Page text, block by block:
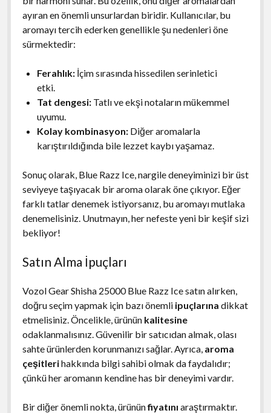
ayıran en önemli unsurlardan biridir. Kullanıcılar, bu
aromayı tercih ederken genellikle şu nedenleri öne
sürmektedir:
Ferahlık:İçim sırasında hissedilen serinletici
etki.
Tat dengesi:Tatlı ve ekşi notaların mükemmel
uyumu.
Kolay kombinasyon:Diğer aromalarla
karıştırıldığında bile lezzet kaybı yaşamaz.
Sonuç olarak, Blue Razz Ice, nargile deneyiminizi bir üst
seviyeye taşıyacak bir aroma olarak öne çıkıyor. Eğer
farklı tatlar denemek istiyorsanız, bu aromayı mutlaka
denemelisiniz. Unutmayın, her nefeste yeni bir keşif sizi
bekliyor!
Satın Alma İpuçları
Vozol Gear Shisha 25000 Blue Razz Ice satın alırken,
doğru seçim yapmak için bazı önemli ipuçlarına dikkat
etmelisiniz. Öncelikle, ürünün kalitesine
odaklanmalısınız. Güvenilir bir satıcıdan almak, olası
sahte ürünlerden korunmanızı sağlar. Ayrıca, aroma
çeşitlerihakkında bilgi sahibi olmak da faydalıdır;
çünkü her aromanın kendine has bir deneyimi vardır.
Bir diğer önemli nokta, ürününfiyatını araştırmaktır.